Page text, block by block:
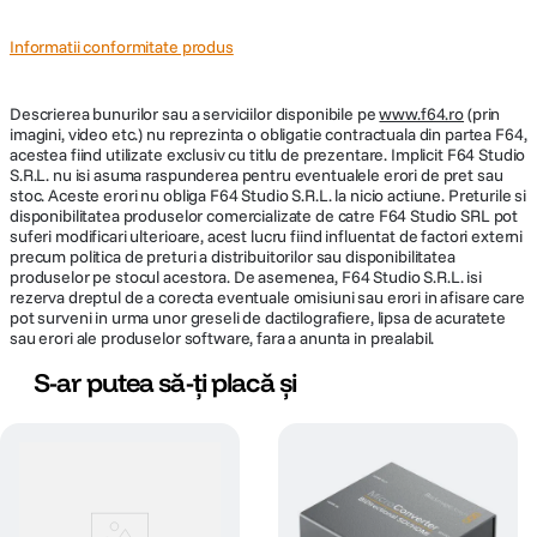
Generatoare 5x Pattern, 2x culoare
Mixare audio: Mixare cu 2 canale
Intrare
Numar de surse de intrare video 8
Conectori de intrare video 8x BNC (3G-SDI)
Format video de intrare SDI (10-Bit 4:2:2 YUV)
1080p la 23,98/24/24/25/29,97/29,97/30/50/59,94/60 fps
1080i la 56/59,94/60 fps
720p la 50/59,94/60 fps
Conectori de intrare audio 2x1/8" / 3,5 mm TRS stereo analogic
female
Format audio de intrare Analogic
Iesire
Format video de iesire SDI (10-Bit 4:2:2 YUV)
1080p at 23.98/24/25/29.97/30/50/59.94/60 fps
Informatii conformitate produs
Descrierea bunurilor sau a serviciilor disponibile pewww.f64.ro(prin
imagini, video etc.) nu reprezinta o obligatie contractuala din partea F64,
acestea fiind utilizate exclusiv cu titlu de prezentare. Implicit F64 Studio
S.R.L. nu isi asuma raspunderea pentru eventualele erori de pret sau
stoc. Aceste erori nu obliga F64 Studio S.R.L. la nicio actiune. Preturile si
disponibilitatea produselor comercializate de catre F64 Studio SRL pot
suferi modificari ulterioare, acest lucru fiind influentat de factori externi
precum politica de preturi a distribuitorilor sau disponibilitatea
produselor pe stocul acestora. De asemenea, F64 Studio S.R.L. isi
rezerva dreptul de a corecta eventuale omisiuni sau erori in afisare care
pot surveni in urma unor greseli de dactilografiere, lipsa de acuratete
sau erori ale produselor software, fara a anunta in prealabil.
S-ar putea să-ți placă și